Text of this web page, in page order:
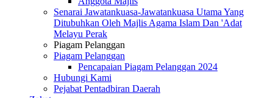
Senarai Jawatankuasa-Jawatankuasa Utama Yang
Ditubuhkan Oleh Majlis Agama Islam Dan 'Adat
Melayu Perak
Piagam Pelanggan
Piagam Pelanggan
Pencapaian Piagam Pelanggan 2024
Hubungi Kami
Pejabat Pentadbiran Daerah